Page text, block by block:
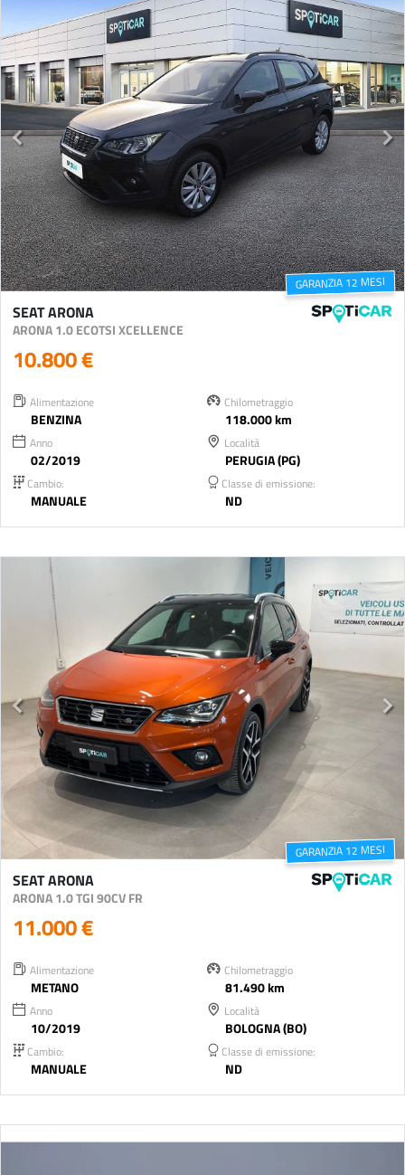
GARANZIA 12 MESI
SEAT ARONA
ARONA 1.0 ECOTSI XCELLENCE
10.800 €
Alimentazione
BENZINA
Chilometraggio
118.000 km
Anno
02/2019
Località
PERUGIA (PG)
Cambio:
MANUALE
Classe di emissione:
ND
GARANZIA 12 MESI
SEAT ARONA
ARONA 1.0 TGI 90CV FR
11.000 €
Alimentazione
METANO
Chilometraggio
81.490 km
Anno
10/2019
Località
BOLOGNA (BO)
Cambio:
MANUALE
Classe di emissione:
ND